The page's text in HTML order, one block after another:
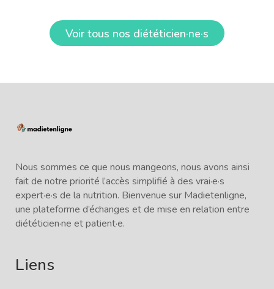
Voir tous nos diététicien·ne·s
Nous sommes ce que nous mangeons, nous avons ainsi
fait de notre priorité l’accès simplifié à des vrai·e·s
expert·e·s de la nutrition. Bienvenue sur Madietenligne,
une plateforme d’échanges et de mise en relation entre
diététicien·ne et patient·e.
Liens